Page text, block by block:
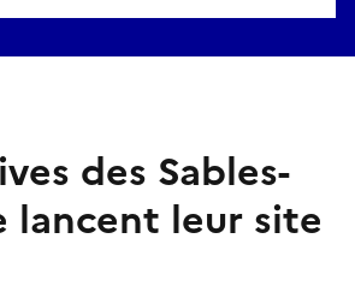
des Sables-
lancent leur site